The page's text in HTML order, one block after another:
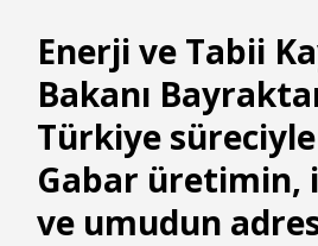
Enerji ve Tabii
Bakanı
Türkiye
Gabar üretimin,
ve umudun